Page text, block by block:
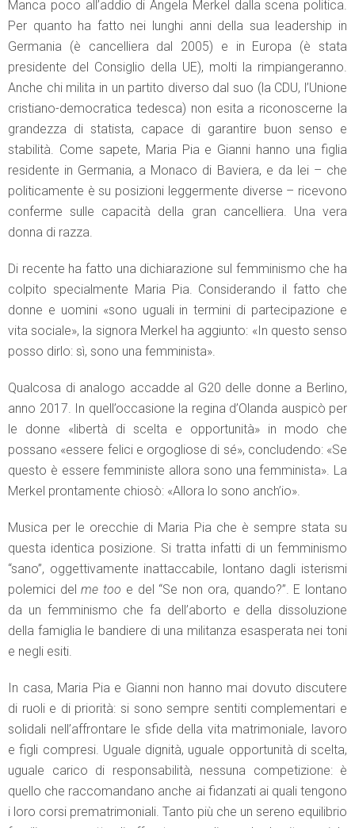
Manca poco all’addio di Angela Merkel dalla scena politica.
Per quanto ha fatto nei lunghi anni della sua leadership in
Germania (è cancelliera dal 2005) e in Europa (è stata
presidente del Consiglio della UE), molti la rimpiangeranno.
Anche chi milita in un partito diverso dal suo (la CDU, l’Unione
cristiano-democratica tedesca) non esita a riconoscerne la
grandezza di statista, capace di garantire buon senso e
stabilità. Come sapete, Maria Pia e Gianni hanno una figlia
residente in Germania, a Monaco di Baviera, e da lei – che
politicamente è su posizioni leggermente diverse – ricevono
conferme sulle capacità della gran cancelliera. Una vera
donna di razza.
Di recente ha fatto una dichiarazione sul femminismo che ha
colpito specialmente Maria Pia. Considerando il fatto che
donne e uomini «sono uguali in termini di partecipazione e
vita sociale», la signora Merkel ha aggiunto: «In questo senso
posso dirlo: sì, sono una femminista».
Qualcosa di analogo accadde al G20 delle donne a Berlino,
anno 2017. In quell’occasione la regina d’Olanda auspicò per
le donne «libertà di scelta e opportunità» in modo che
possano «essere felici e orgogliose di sé», concludendo: «Se
questo è essere femministe allora sono una femminista». La
Merkel prontamente chiosò: «Allora lo sono anch’io».
Musica per le orecchie di Maria Pia che è sempre stata su
questa identica posizione. Si tratta infatti di un femminismo
“sano”, oggettivamente inattaccabile, lontano dagli isterismi
polemici delme too e del “Se non ora, quando?”. E lontano
da un femminismo che fa dell’aborto e della dissoluzione
della famiglia le bandiere di una militanza esasperata nei toni
e negli esiti.
In casa, Maria Pia e Gianni non hanno mai dovuto discutere
di ruoli e di priorità: si sono sempre sentiti complementari e
solidali nell’affrontare le sfide della vita matrimoniale, lavoro
e figli compresi. Uguale dignità, uguale opportunità di scelta,
uguale carico di responsabilità, nessuna competizione: è
quello che raccomandano anche ai fidanzati ai quali tengono
i loro corsi prematrimoniali. Tanto più che un sereno equilibrio